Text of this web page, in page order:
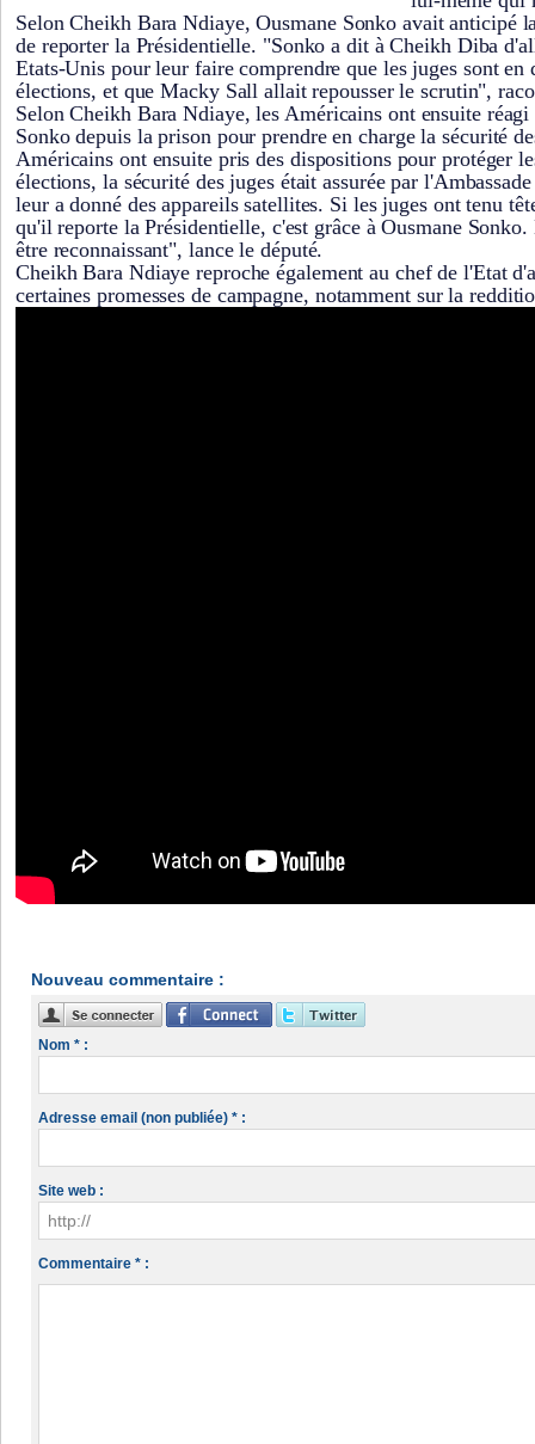
Selon Cheikh Bara Ndiaye, Ousmane Sonko avait anticipé
de reporter la Présidentielle. "Sonko a dit à Cheikh Diba
Etats-Unis pour leur faire comprendre que les juges sont en
élections, et que Macky Sall allait repousser le scrutin",
Selon Cheikh Bara Ndiaye, les Américains ont ensuite
Sonko depuis la prison pour prendre en charge la sécurité
Américains ont ensuite pris des dispositions pour protéger
élections, la sécurité des juges était assurée par
leur a donné des appareils satellites. Si les juges ont tenu
qu'il reporte la Présidentielle, c'est grâce à Ousmane
être reconnaissant", lance le député.
Cheikh Bara Ndiaye reproche également au chef de l'Etat
certaines promesses de campagne, notamment sur la
Nouveau commentaire :
Nom * :
Adresse email (non publiée) * :
Site web :
Commentaire * :